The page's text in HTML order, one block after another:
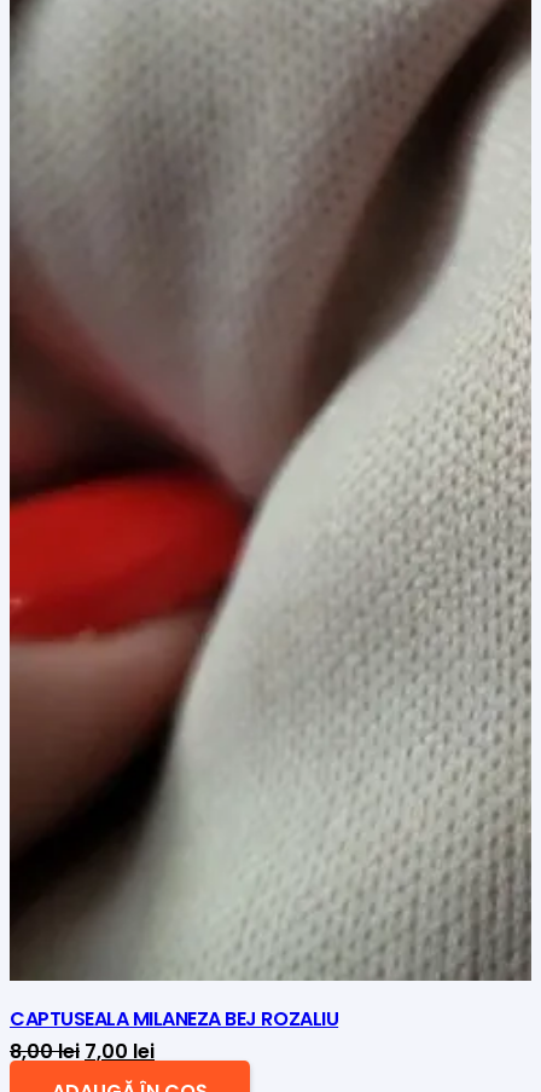
CAPTUSEALA MILANEZA BEJ ROZALIU
8,00lei Prețul
inițial
7,00 leiPrețul
curent